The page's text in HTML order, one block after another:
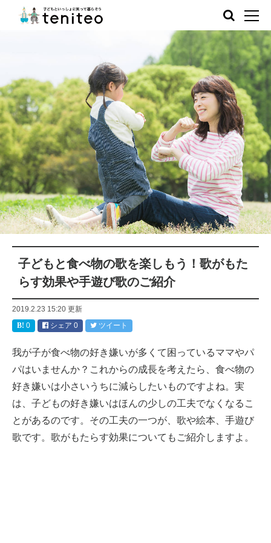
子どもと食べ物の歌を楽しもう！歌がもた
らす効果や手遊び歌のご紹介
2019.2.23 15:20 更新
0
シェア 0 ツイート
我が子が食べ物の好き嫌いが多くて困っているママやパ
パはいませんか？これからの成長を考えたら、食べ物の
好き嫌いは小さいうちに減らしたいものですよね。実
は、子どもの好き嫌いはほんの少しの工夫でなくなるこ
とがあるのです。その工夫の一つが、歌や絵本、手遊び
歌です。歌がもたらす効果についてもご紹介しますよ。